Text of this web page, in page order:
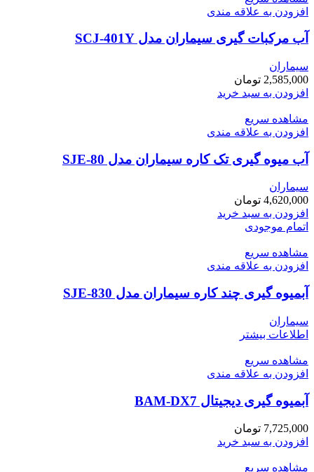
افزودن به علاقه مندی
آب مرکبات گیری سیماران مدل SCJ-401Y
سیماران
2,585,000 تومان
افزودن به سبد خرید
مشاهده سریع
افزودن به علاقه مندی
آب میوه گیری تک کاره سیماران مدل SJE-80
سیماران
4,620,000 تومان
افزودن به سبد خرید
اتمام موجودی
مشاهده سریع
افزودن به علاقه مندی
آبمیوه گیری چند کاره سیماران مدل SJE-830
سیماران
اطلاعات بیشتر
مشاهده سریع
افزودن به علاقه مندی
آبمیوه گیری دیجیتال BAM-DX7
7,725,000 تومان
افزودن به سبد خرید
مشاهده سریع